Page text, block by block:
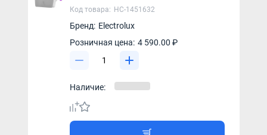
Код товара: НС-1451632
Бренд: Electrolux
Розничная цена: 4 590.00 ₽
Наличие: